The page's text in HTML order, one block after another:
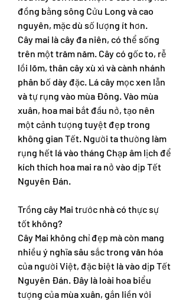
đồng bằng sông Cửu Long và cao
nguyên, mặc dù số lượng ít hơn.
Cây mai là cây đa niên, có thể sống
trên một trăm năm. Cây có gốc to, rễ
lồi lõm, thân cây xù xì và cành nhánh
phân bố dày đặc. Lá cây mọc xen lẫn
và tự rụng vào mùa Đông. Vào mùa
xuân, hoa mai bắt đầu nở, tạo nên
một cảnh tượng tuyệt đẹp trong
không gian Tết. Người ta thường làm
rụng hết lá vào tháng Chạp âm lịch để
kích thích hoa mai ra nở vào dịp Tết
Nguyên Đán.
Trồng cây Mai trước nhà có thực sự
tốt không?
Cây Mai không chỉ đẹp mà còn mang
nhiều ý nghĩa sâu sắc trong văn hóa
của người Việt, đặc biệt là vào dịp Tết
Nguyên Đán. Đây là loài hoa biểu
tượng của mùa xuân, gắn liền với